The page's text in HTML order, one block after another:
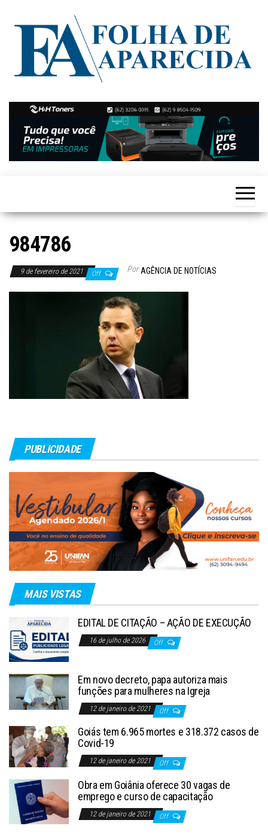
Folha de
Aparecida
Notícias
de
Aparecida
de
Goiânia
984786
9 de fevereiro de 2021 Off Por AGÊNCIA DE NOTÍCIAS
PUBLICIDADE
MAIS VISTAS
EDITAL DE CITAÇÃO – AÇÃO DE EXECUÇÃO
16 de julho de 2026 Off
Em novo decreto, papa autoriza mais
funções para mulheres na Igreja
12 de janeiro de 2021 Off
Goiás tem 6.965 mortes e 318.372 casos de
Covid-19
12 de janeiro de 2021 Off
Obra em Goiânia oferece 30 vagas de
emprego e curso de capacitação
12 de janeiro de 2021 Off